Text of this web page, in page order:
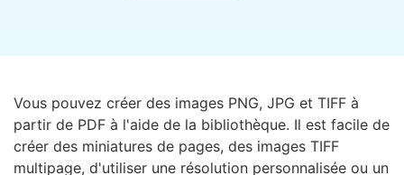
Vous pouvez créer des images PNG, JPG et TIFF à
partir de PDF à l'aide de la bibliothèque. Il est facile de
créer des miniatures de pages, des images TIFF
multipage, d'utiliser une résolution personnalisée ou un